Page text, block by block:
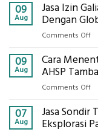
09
Aug
Jasa Izin
Dengan
Comments Offon
09
Aug
Cara
AHSP
Comments Offon
07
Aug
Jasa Sondir
Eksplorasi